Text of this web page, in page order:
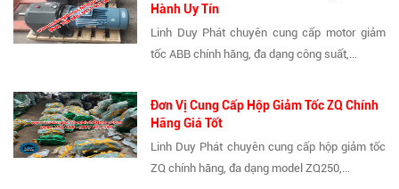
Hành Uy Tín
Linh Duy Phát chuyên cung cấp motor giảm
tốc ABB chính hãng, đa dạng công suất,...
Đơn Vị Cung Cấp Hộp Giảm Tốc ZQ Chính
Hãng Giá Tốt
Linh Duy Phát chuyên cung cấp hộp giảm tốc
ZQ chính hãng, đa dạng model ZQ250,...